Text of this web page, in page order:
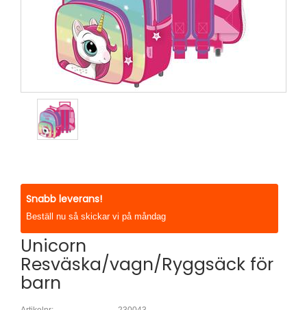
Snabb leverans!
Beställ nu så skickar vi på måndag
Unicorn
Resväska/vagn/Ryggsäck för
barn